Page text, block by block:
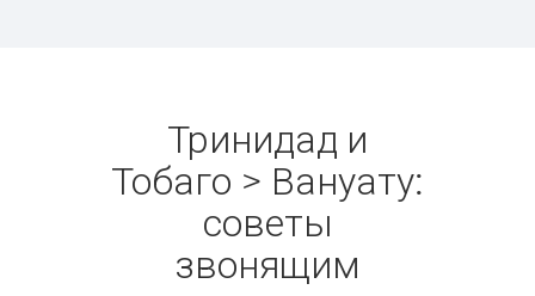
Тринидад и
Тобаго > Вануату:
советы
звонящим